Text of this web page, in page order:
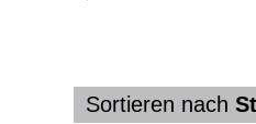
Sortieren nach